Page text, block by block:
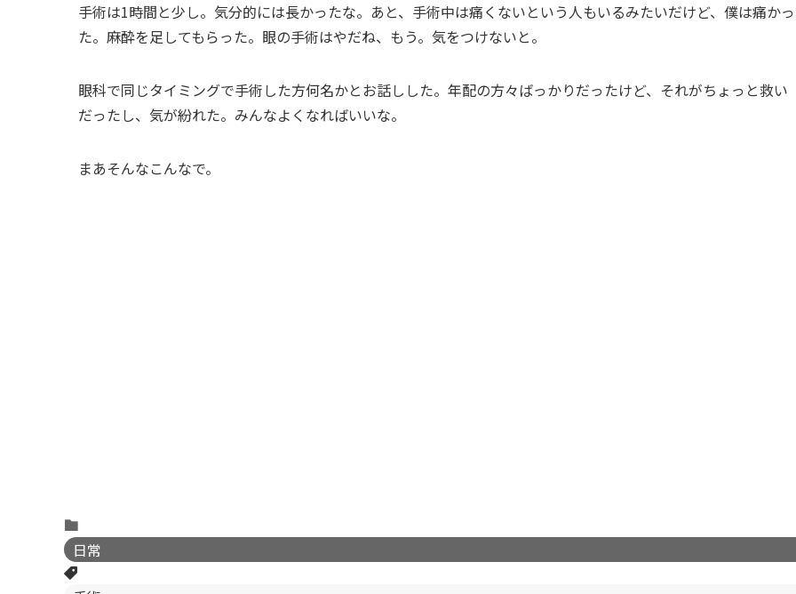
手術は1時間と少し。気分的には長かったな。あと、手術中は痛くないという人もいるみたいだけど、僕は痛かっ
た。麻酔を足してもらった。眼の手術はやだね、もう。気をつけないと。
眼科で同じタイミングで手術した方何名かとお話しした。年配の方々ばっかりだったけど、それがちょっと救い
だったし、気が紛れた。みんなよくなればいいな。
まあそんなこんなで。
日常